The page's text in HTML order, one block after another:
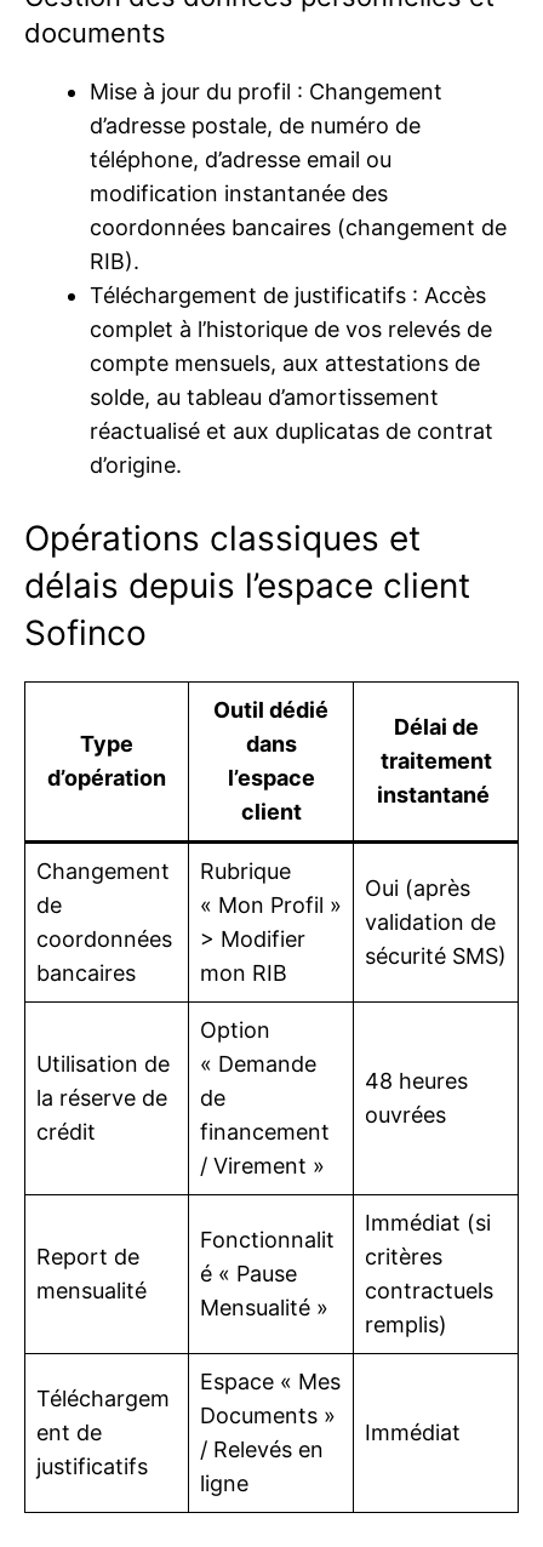
documents
Mise à jour du profil : Changement
d’adresse postale, de numéro de
téléphone, d’adresse email ou
modification instantanée des
coordonnées bancaires (changement de
RIB).
Téléchargement de justificatifs : Accès
complet à l’historique de vos relevés de
compte mensuels, aux attestations de
solde, au tableau d’amortissement
réactualisé et aux duplicatas de contrat
d’origine.
Opérations classiques et
délais depuis l’espace client
Sofinco
Type
d’opération
Outil dédié
dans
l’espace
client
Délai de
traitement
instantané
Changement
de
coordonnées
bancaires
Rubrique
« Mon Profil »
> Modifier
mon RIB
Oui (après
validation de
sécurité SMS)
Utilisation de
la réserve de
crédit
Option
« Demande
de
financement
/ Virement »
48 heures
ouvrées
Report de
mensualité
Fonctionnalit
é « Pause
Mensualité »
Immédiat (si
critères
contractuels
remplis)
Téléchargem
ent de
justificatifs
Espace « Mes
Documents »
/ Relevés en
ligne
Immédiat